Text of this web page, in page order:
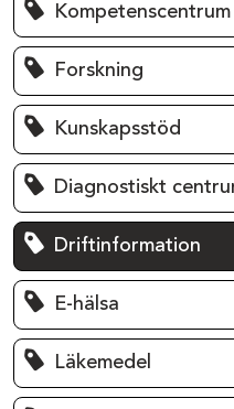
Kompetenscentrum
Forskning
Kunskapsstöd
Diagnostiskt
Driftinformation
E-hälsa
Läkemedel